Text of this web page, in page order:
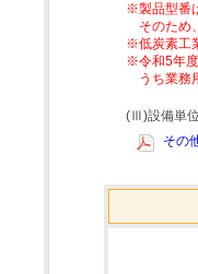
※製品型番
そのため
※低炭素工
※令和5年
うち業務
(Ⅲ)設備単
その